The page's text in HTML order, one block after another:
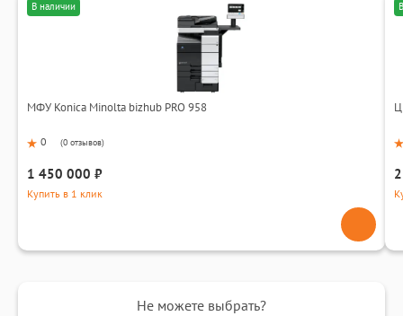
В наличии
МФУ Konica Minolta bizhub PRO 958
0 (0 отзывов)
1 450 000 ₽
Купить в 1 клик
Не можете выбрать?